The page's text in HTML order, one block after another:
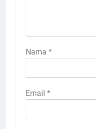
Nama *
Email *